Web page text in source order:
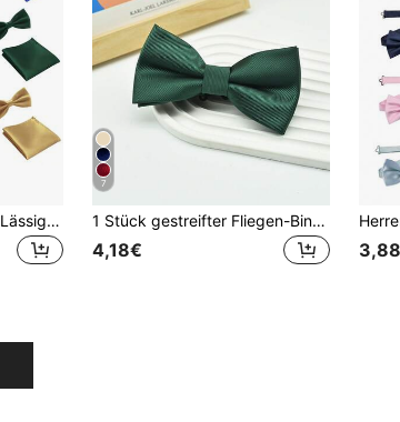
1 Set Herren modischer Lässig Fliege und Einstecktuch Set, doppellagige Fliege & sortierter Taschentuch Set, Weihnachten
7
1 Stück gestreifter Fliegen-Binder aus Stoff, minimalistisch & praktisch multifunktional
4,18€